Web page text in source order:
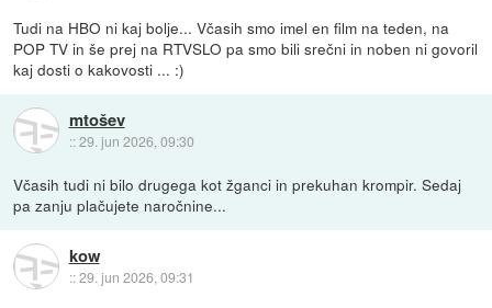
Tudi na HBO ni kaj bolje... Včasih smo imel en film na teden, na
POP TV in še prej na RTVSLO pa smo bili srečni in noben ni govoril
kaj dosti o kakovosti ... :)
mtošev
::29. jun 2026, 09:30
Včasih tudi ni bilo drugega kot žganci in prekuhan krompir. Sedaj
pa zanju plačujete naročnine...
kow
::29. jun 2026, 09:31